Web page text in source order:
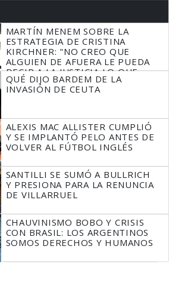
MARTÍN MENEM SOBRE LA
ESTRATEGIA DE CRISTINA
KIRCHNER: "NO CREO QUE
ALGUIEN DE AFUERA LE PUEDA
DECIR A LA JUSTICIA LO QUE
TIENE QUE HACER"
QUÉ DIJO BARDEM DE LA
INVASIÓN DE CEUTA
ALEXIS MAC ALLISTER CUMPLIÓ
Y SE IMPLANTÓ PELO ANTES DE
VOLVER AL FÚTBOL INGLÉS
SANTILLI SE SUMÓ A BULLRICH
Y PRESIONA PARA LA RENUNCIA
DE VILLARRUEL
CHAUVINISMO BOBO Y CRISIS
CON BRASIL: LOS ARGENTINOS
SOMOS DERECHOS Y HUMANOS